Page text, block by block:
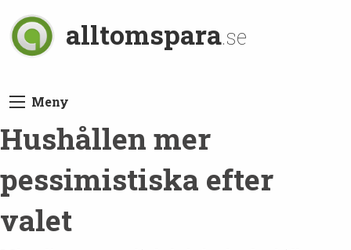
alltomspara.se
Meny
Hushållen mer
pessimistiska efter
valet